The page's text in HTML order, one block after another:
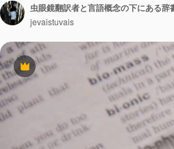
Premium
虫眼鏡翻訳者と言語概念の下にある
jevaistuvais